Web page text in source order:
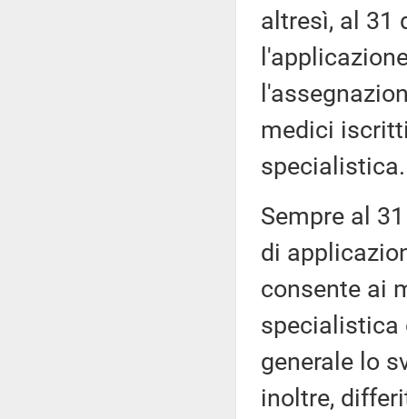
altresì, al 31
medici
specialistica.
Sempre al
di
consente ai
specialistica
generale lo
inoltre,